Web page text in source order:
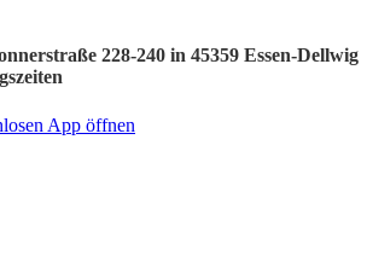
228-240 in 45359 Essen-Dellwig
App öffnen